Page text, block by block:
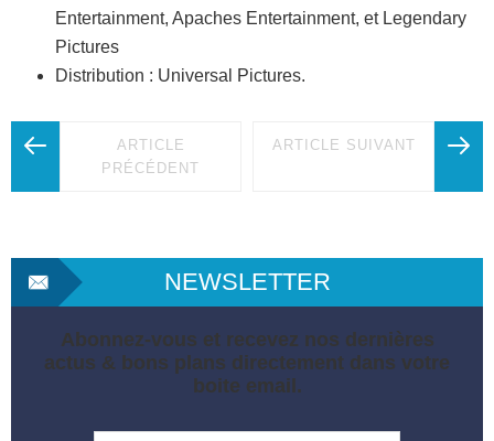
Entertainment, Apaches Entertainment, et Legendary
Pictures
Distribution : Universal Pictures.
ARTICLE
PRÉCÉDENT
ARTICLE SUIVANT
NEWSLETTER
Abonnez-vous et recevez nos dernières
actus & bons plans directement dans votre
boite email.